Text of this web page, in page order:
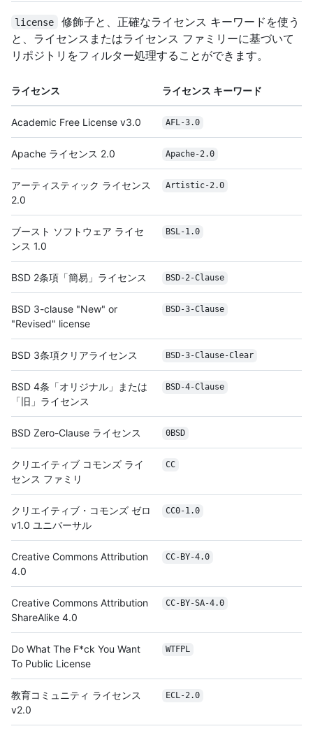
license
修飾子と、正確なライセンス キーワードを使う
と、ライセンスまたはライセンス ファミリーに基づいて
リポジトリをフィルター処理することができます。
ライセンス ライセンス キーワード
Academic Free License v3.0 AFL-3.0
Apache ライセンス 2.0 Apache-2.0
アーティスティック ライセンス
2.0
Artistic-2.0
ブースト ソフトウェア ライセ
ンス 1.0
BSL-1.0
BSD 2条項「簡易」ライセンス BSD-2-Clause
BSD 3-clause "New" or
"Revised" license
BSD-3-Clause
BSD 3条項クリアライセンス BSD-3-Clause-Clear
BSD 4条「オリジナル」または
「旧」ライセンス
BSD-4-Clause
BSD Zero-Clause ライセンス 0BSD
クリエイティブ コモンズ ライ
センス ファミリ
CC
クリエイティブ・コモンズ ゼロ
v1.0 ユニバーサル
CC0-1.0
Creative Commons Attribution
4.0
CC-BY-4.0
Creative Commons Attribution
ShareAlike 4.0
CC-BY-SA-4.0
Do What The F*ck You Want
To Public License
WTFPL
教育コミュニティ ライセンス
v2.0
ECL-2.0